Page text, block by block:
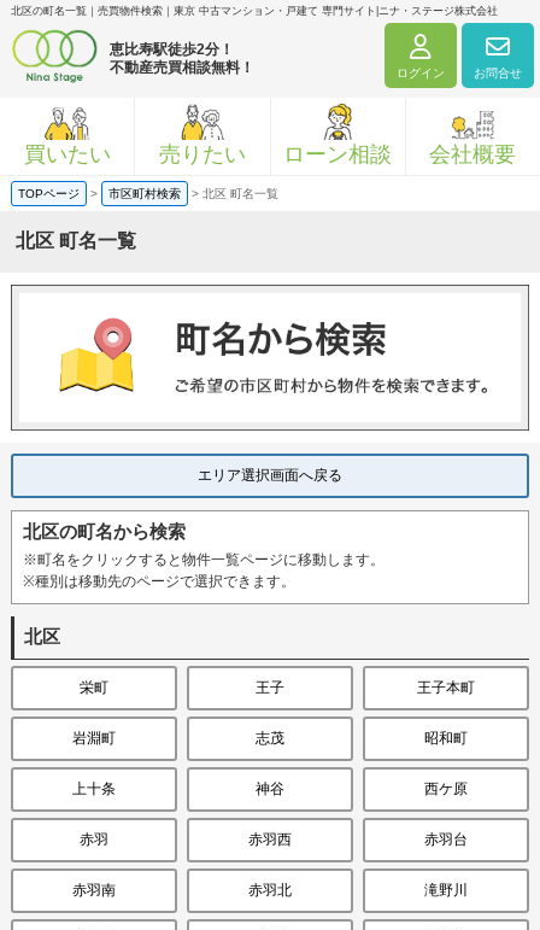
北区の町名一覧｜売買物件検索｜東京 中古マンション・戸建て 専門サイト|ニナ・ステージ株式会社
恵比寿駅徒歩2分！
不動産売買相談無料！
ログイン お問合せ
買いたい 売りたい ローン相談 会社概要
TOPページ > 市区町村検索 > 北区 町名一覧
北区 町名一覧
エリア選択画面へ戻る
北区の町名から検索
※町名をクリックすると物件一覧ページに移動します。
※種別は移動先のページで選択できます。
北区
栄町 王子 王子本町
岩淵町 志茂 昭和町
上十条 神谷 西ケ原
赤羽 赤羽西 赤羽台
赤羽南 赤羽北 滝野川